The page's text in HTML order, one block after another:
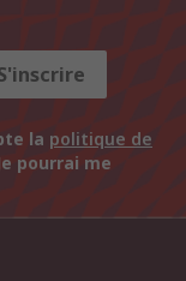
la politique de
pourrai me